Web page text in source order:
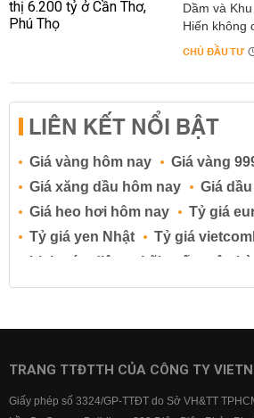
Dầm và
Hiến không
CHỦ ĐẦU TƯ
LIÊN KẾT NỔI BẬT
Giá vàng hôm nay
Giá vàng
Giá xăng dầu hôm nay
Giá
Giá heo hơi hôm nay
Tỷ giá
Tỷ giá yen Nhật
Tỷ giá
Lịch cúp điện
Lãi suất ngân
Lãi suất tiết kiệm
Lãi suất tiền
Lãi suất ngân hàng BIDV
Lãi suất ngân hàng Vietcombank
TRANG TTĐTTH CỦA CÔNG TY
Giấy phép số 3324/GP-TTĐT do Sở VH&TT